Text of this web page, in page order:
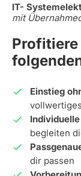
IT-
mit
Profitiere
Einstieg
begleiten
dir passen